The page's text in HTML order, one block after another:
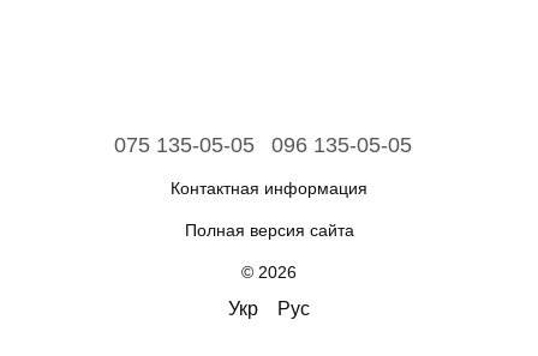
075 135-05-05 096 135-05-05
Контактная информация
Полная версия сайта
© 2026
Укр Рус